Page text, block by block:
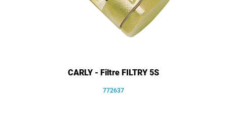
CARLY - Filtre FILTRY 5S
772637